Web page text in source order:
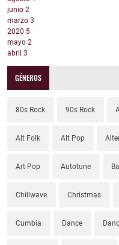
junio 2
marzo 3
2020 5
mayo 2
abril 3
GÉNEROS
80s Rock 90s Rock
Alt Folk Alt Pop
Art Pop Autotune
Chillwave Christmas
Cumbia Dance